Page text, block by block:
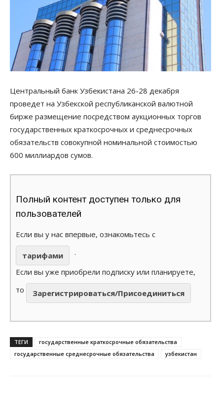
Центральный банк Узбекистана 26-28 декабря
проведет на Узбекской республиканской валютной
бирже размещение посредством аукционных торгов
государственных краткосрочных и среднесрочных
обязательств совокупной номинальной стоимостью
600 миллиардов сумов.
Полный контент доступен только для
пользователей
Если вы у нас впервые, ознакомьтесь с
тарифами
.
Если вы уже приобрели подписку или планируете,
то
Зарегистрироваться/Присоединиться
ТЕГИ
государственные краткосрочные обязательства
государственные среднесрочные обязательства
узбекистан